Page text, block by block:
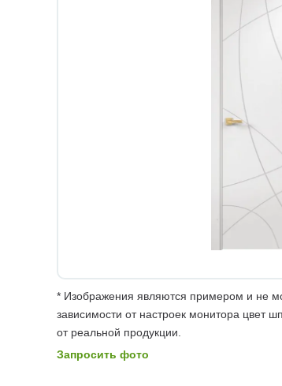
* Изображения являются примером и не
зависимости от настроек монитора цвет
от реальной продукции.
Запросить фото